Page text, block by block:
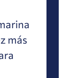
más